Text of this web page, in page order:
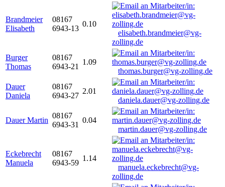
Brandmeier
Elisabeth
08167
6943-13
0.10
elisabeth.brandmeier@vg-
zolling.de
Burger
Thomas
08167
6943-21
1.09
thomas.burger@vg-zolling.de
Dauer
Daniela
08167
6943-27
2.01
daniela.dauer@vg-zolling.de
Dauer Martin
08167
6943-31
0.04
martin.dauer@vg-zolling.de
Eckebrecht
Manuela
08167
6943-59
1.14
manuela.eckebrecht@vg-
zolling.de